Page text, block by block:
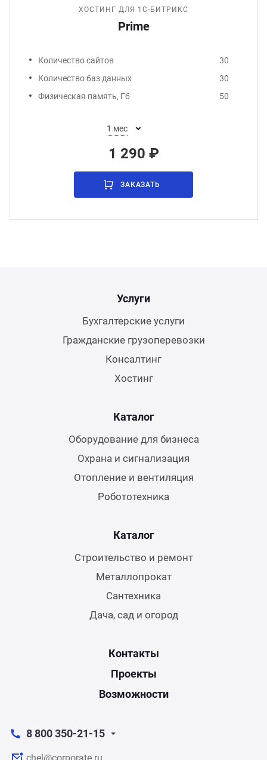
ХОСТИНГ ДЛЯ 1С-БИТРИКС
Prime
Количество сайтов
30
Количество баз данных
30
Физическая память, Гб
50
1 мес
1 290 ₽
ЗАКАЗАТЬ
Услуги
Бухгалтерские услуги
Гражданские грузоперевозки
Консалтинг
Хостинг
Каталог
Оборудование для бизнеса
Охрана и сигнализация
Отопление и вентиляция
Робототехника
Каталог
Строительство и ремонт
Металлопрокат
Сантехника
Дача, сад и огород
Контакты
Проекты
Возможности
8 800 350-21-15